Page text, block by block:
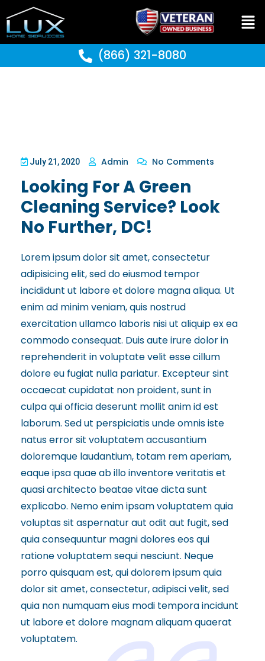
(866) 321-8080
July 21, 2020 Admin No Comments
Looking For A Green
Cleaning Service? Look
No Further, DC!
Lorem ipsum dolor sit amet, consectetur
adipisicing elit, sed do eiusmod tempor
incididunt ut labore et dolore magna aliqua. Ut
enim ad minim veniam, quis nostrud
exercitation ullamco laboris nisi ut aliquip ex ea
commodo consequat. Duis aute irure dolor in
reprehenderit in voluptate velit esse cillum
dolore eu fugiat nulla pariatur. Excepteur sint
occaecat cupidatat non proident, sunt in
culpa qui officia deserunt mollit anim id est
laborum. Sed ut perspiciatis unde omnis iste
natus error sit voluptatem accusantium
doloremque laudantium, totam rem aperiam,
eaque ipsa quae ab illo inventore veritatis et
quasi architecto beatae vitae dicta sunt
explicabo. Nemo enim ipsam voluptatem quia
voluptas sit aspernatur aut odit aut fugit, sed
quia consequuntur magni dolores eos qui
ratione voluptatem sequi nesciunt. Neque
porro quisquam est, qui dolorem ipsum quia
dolor sit amet, consectetur, adipisci velit, sed
quia non numquam eius modi tempora incidunt
ut labore et dolore magnam aliquam quaerat
voluptatem.